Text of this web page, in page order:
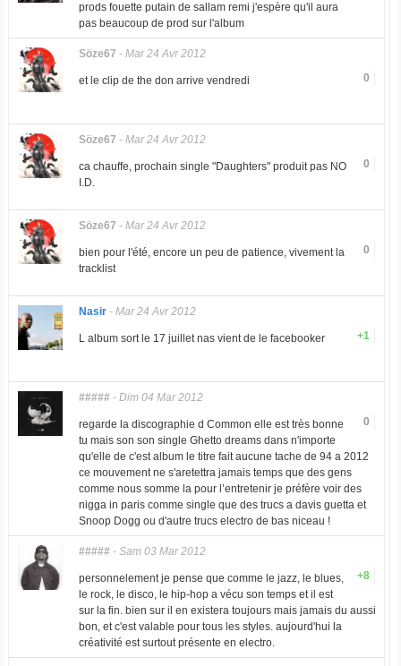
prods fouette putain de sallam remi j'espère qu'il aura
pas beaucoup de prod sur l'album
Söze67 - Mar 24 Avr 2012
0
et le clip de the don arrive vendredi
Söze67 - Mar 24 Avr 2012
0
ca chauffe, prochain single "Daughters" produit pas NO
I.D.
Söze67 - Mar 24 Avr 2012
0
bien pour l'été, encore un peu de patience, vivement la
tracklist
Nasir- Mar 24 Avr 2012
+1
L album sort le 17 juillet nas vient de le facebooker
#####- Dim 04 Mar 2012
0
regarde la discographie d Common elle est très bonne
tu mais son son single Ghetto dreams dans n'importe
qu'elle de c'est album le titre fait aucune tache de 94 a 2012
ce mouvement ne s'aretettra jamais temps que des gens
comme nous somme la pour l’entretenir je préfère voir des
nigga in paris comme single que des trucs a davis guetta et
Snoop Dogg ou d'autre trucs electro de bas niceau !
#####- Sam 03 Mar 2012
+8
personnelement je pense que comme le jazz, le blues,
le rock, le disco, le hip-hop a vécu son temps et il est
sur la fin. bien sur il en existera toujours mais jamais du aussi
bon, et c'est valable pour tous les styles. aujourd'hui la
créativité est surtout présente en electro.